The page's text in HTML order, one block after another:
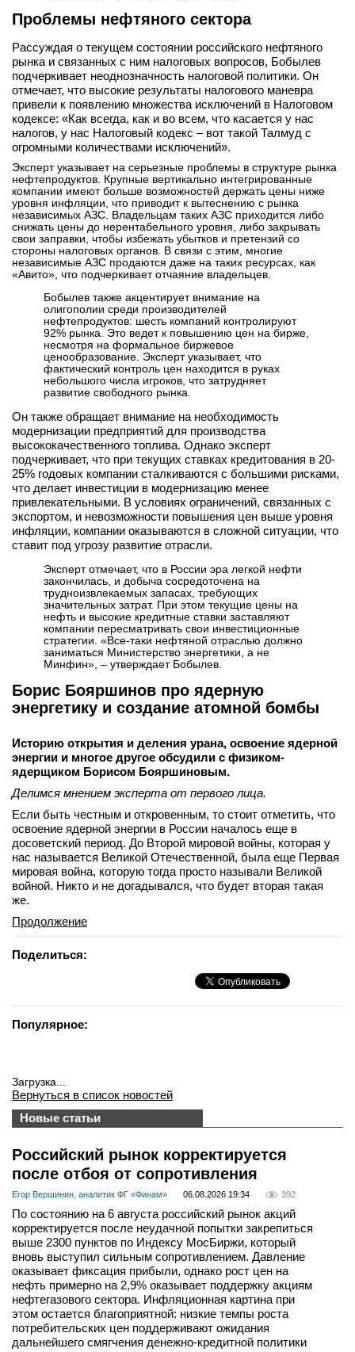
Проблемы нефтяного сектора
Рассуждая о текущем состоянии российского нефтяного
рынка и связанных с ним налоговых вопросов, Бобылев
подчеркивает неоднозначность налоговой политики. Он
отмечает, что высокие результаты налогового маневра
привели к появлению множества исключений в Налоговом
кодексе: «Как всегда, как и во всем, что касается у нас
налогов, у нас Налоговый кодекс – вот такой Талмуд с
огромными количествами исключений».
Эксперт указывает на серьезные проблемы в структуре рынка
нефтепродуктов. Крупные вертикально интегрированные
компании имеют больше возможностей держать цены ниже
уровня инфляции, что приводит к вытеснению с рынка
независимых АЗС. Владельцам таких АЗС приходится либо
снижать цены до нерентабельного уровня, либо закрывать
свои заправки, чтобы избежать убытков и претензий со
стороны налоговых органов. В связи с этим, многие
независимые АЗС продаются даже на таких ресурсах, как
«Авито», что подчеркивает отчаяние владельцев.
Бобылев также акцентирует внимание на
олигополии среди производителей
нефтепродуктов: шесть компаний контролируют
92% рынка. Это ведет к повышению цен на бирже,
несмотря на формальное биржевое
ценообразование. Эксперт указывает, что
фактический контроль цен находится в руках
небольшого числа игроков, что затрудняет
развитие свободного рынка.
Он также обращает внимание на необходимость
модернизации предприятий для производства
высококачественного топлива. Однако эксперт
подчеркивает, что при текущих ставках кредитования в 20-
25% годовых компании сталкиваются с большими рисками,
что делает инвестиции в модернизацию менее
привлекательными. В условиях ограничений, связанных с
экспортом, и невозможности повышения цен выше уровня
инфляции, компании оказываются в сложной ситуации, что
ставит под угрозу развитие отрасли.
Эксперт отмечает, что в России эра легкой нефти
закончилась, и добыча сосредоточена на
трудноизвлекаемых запасах, требующих
значительных затрат. При этом текущие цены на
нефть и высокие кредитные ставки заставляют
компании пересматривать свои инвестиционные
стратегии. «Все-таки нефтяной отраслью должно
заниматься Министерство энергетики, а не
Минфин», – утверждает Бобылев.
Борис Бояршинов про ядерную
энергетику и создание атомной бомбы
Историю открытия и деления урана, освоение ядерной
энергии и многое другое обсудили с физиком-
ядерщиком Борисом Бояршиновым.
Делимся мнением эксперта от первого лица.
Если быть честным и откровенным, то стоит отметить, что
освоение ядерной энергии в России началось еще в
досоветский период. До Второй мировой войны, которая у
нас называется Великой Отечественной, была еще Первая
мировая война, которую тогда просто называли Великой
войной. Никто и не догадывался, что будет вторая такая
же.
Продолжение
Поделиться:
Популярное:
Загрузка...
Вернуться в список новостей
Новые статьи
Российский рынок корректируется
после отбоя от сопротивления
Егор Вершинин, аналитик ФГ «Финам» 06.08.2026 19:34 392
По состоянию на 6 августа российский рынок акций
корректируется после неудачной попытки закрепиться
выше 2300 пунктов по Индексу МосБиржи, который
вновь выступил сильным сопротивлением. Давление
оказывает фиксация прибыли, однако рост цен на
нефть примерно на 2,9% оказывает поддержку акциям
нефтегазового сектора. Инфляционная картина при
этом остается благоприятной: низкие темпы роста
потребительских цен поддерживают ожидания
дальнейшего смягчения денежно-кредитной политики